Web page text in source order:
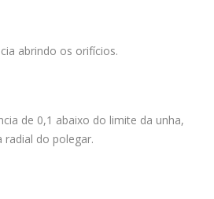
abrindo os orifícios.
de 0,1 abaixo do limite da unha,
radial do polegar.